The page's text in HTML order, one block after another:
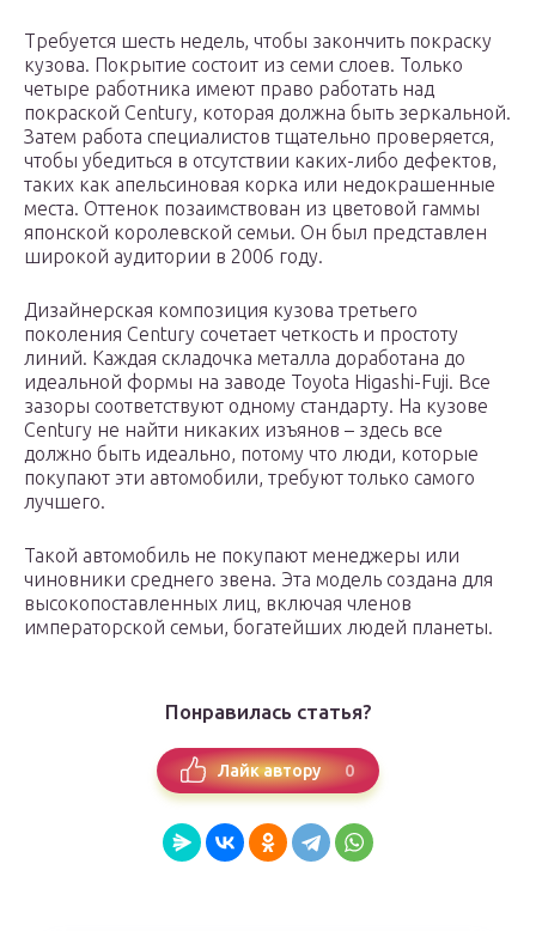
Требуется шесть недель, чтобы закончить покраску
кузова. Покрытие состоит из семи слоев. Только
четыре работника имеют право работать над
покраской Century, которая должна быть зеркальной.
Затем работа специалистов тщательно проверяется,
чтобы убедиться в отсутствии каких-либо дефектов,
таких как апельсиновая корка или недокрашенные
места. Оттенок позаимствован из цветовой гаммы
японской королевской семьи. Он был представлен
широкой аудитории в 2006 году.
Дизайнерская композиция кузова третьего
поколения Century сочетает четкость и простоту
линий. Каждая складочка металла доработана до
идеальной формы на заводе Toyota Higashi-Fuji. Все
зазоры соответствуют одному стандарту. На кузове
Century не найти никаких изъянов – здесь все
должно быть идеально, потому что люди, которые
покупают эти автомобили, требуют только самого
лучшего.
Такой автомобиль не покупают менеджеры или
чиновники среднего звена. Эта модель создана для
высокопоставленных лиц, включая членов
императорской семьи, богатейших людей планеты.
Понравилась статья?
Лайк автору 0